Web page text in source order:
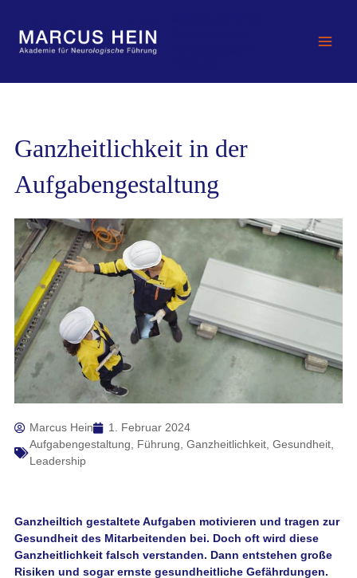
springen
Ganzheitlichkeit in der
Aufgabengestaltung
Marcus Hein
1. Februar 2024
Aufgabengestaltung, Führung, Ganzheitlichkeit, Gesundheit,
Leadership
Ganzheiltich gestaltete Aufgaben motivieren und tragen zur
Gesundheit des Mitarbeitenden bei. Doch oft wird diese
Ganzheitlichkeit falsch verstanden. Dann entstehen große
Risiken und sogar ernste gesundheitliche Gefährdungen.